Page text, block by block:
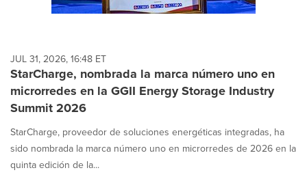
JUL 31, 2026, 16:48 ET
StarCharge, nombrada la marca número uno en
microrredes en la GGII Energy Storage Industry
Summit 2026
StarCharge, proveedor de soluciones energéticas integradas, ha
sido nombrada la marca número uno en microrredes de 2026 en la
quinta edición de la...